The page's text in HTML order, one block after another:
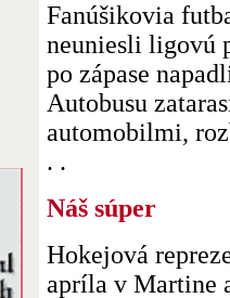
Fanúšikovia
neuniesli ligovú
po zápase
Autobusu
automobilmi,
. .
Náš súper
Hokejová
apríla v Martine